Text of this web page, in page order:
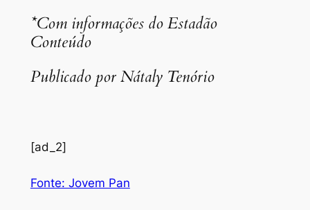
*Com informações do Estadão
Conteúdo
Publicado por Nátaly Tenório
[ad_2]
Fonte: Jovem Pan